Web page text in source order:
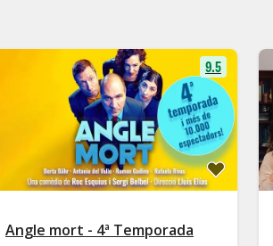
9.5
Angle mort - 4ª Temporada